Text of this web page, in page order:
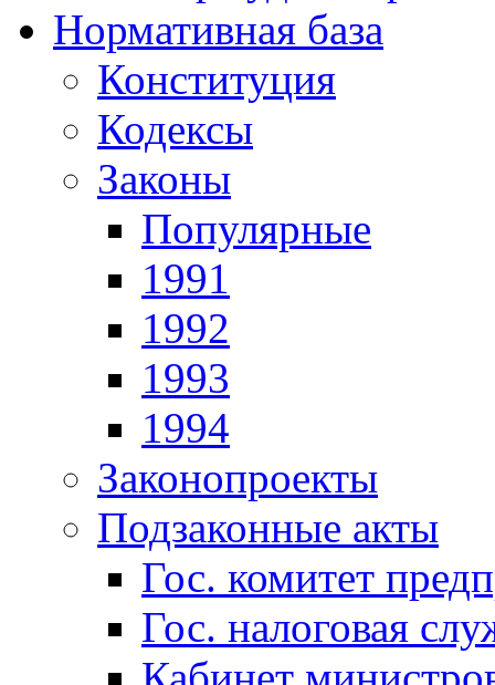
Нормативная база
Конституция
Кодексы
Законы
Популярные
1991
1992
1993
1994
Законопроекты
Подзаконные акты
Гос. комитет
Гос. налоговая